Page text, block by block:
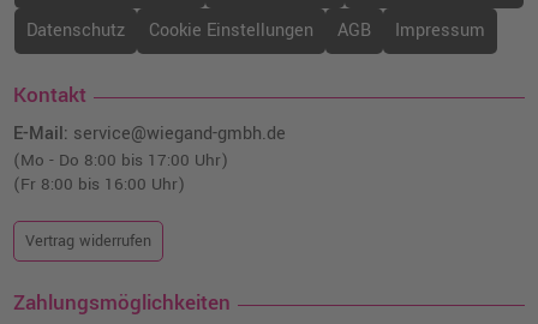
Datenschutz
Cookie Einstellungen AGB Impressum
Kontakt
E-Mail: service@wiegand-gmbh.de
(Mo - Do 8:00 bis 17:00 Uhr)
(Fr 8:00 bis 16:00 Uhr)
Vertrag widerrufen
Zahlungsmöglichkeiten